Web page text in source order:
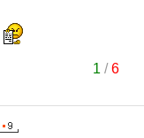
1 /6